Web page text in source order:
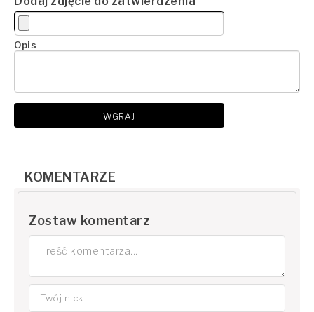
Opis
WGRAJ
KOMENTARZE
Zostaw komentarz